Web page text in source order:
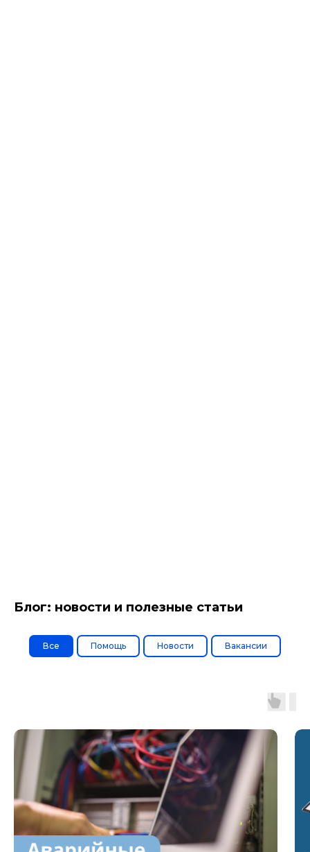
Блог: новости и полезные статьи
Все Помощь Новости Вакансии